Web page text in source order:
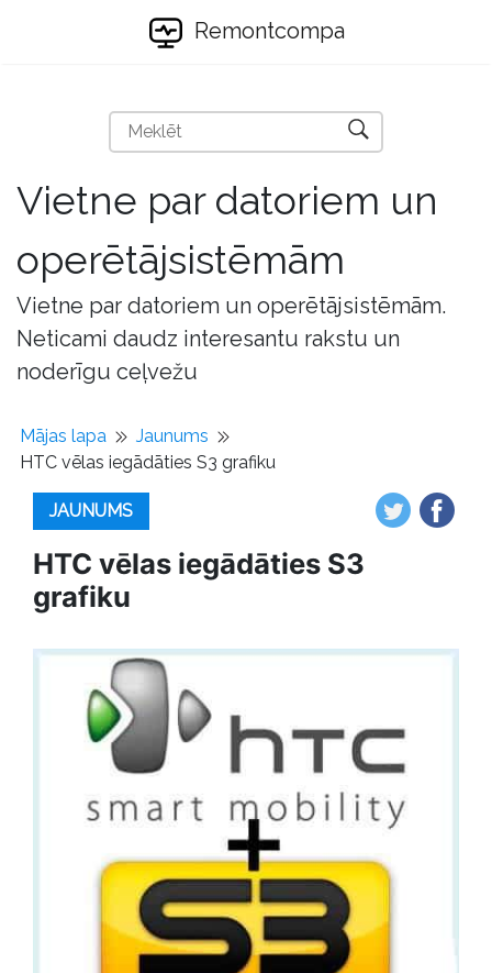
Remontcompa
Vietne par datoriem un
operētājsistēmām
Vietne par datoriem un operētājsistēmām.
Neticami daudz interesantu rakstu un
noderīgu ceļvežu
Mājas lapa
Jaunums
HTC vēlas iegādāties S3 grafiku
JAUNUMS
HTC vēlas iegādāties S3
grafiku